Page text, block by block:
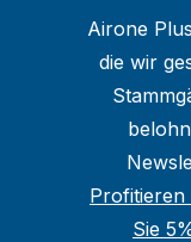
Airone
die wir
Profitieren
Sie